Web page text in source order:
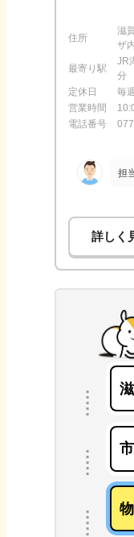
住所
滋
ザ
最寄り駅
JR
分
定休日
毎
営業時間
電話番号
詳しく